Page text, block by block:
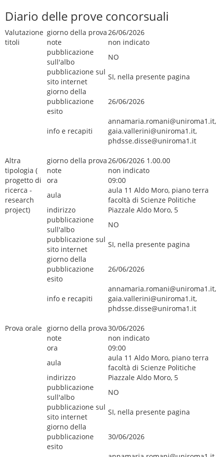
Diario delle prove concorsuali
Valutazione
titoli
giorno della prova26/06/2026
note
non indicato
pubblicazione
sull'albo
NO
pubblicazione sul
sito internet
SI, nella presente pagina
giorno della
pubblicazione
esito
26/06/2026
info e recapiti
annamaria.romani@uniroma1.it,
gaia.vallerini@uniroma1.it,
phdsse.disse@uniroma1.it
Altra
tipologia (
progetto di
ricerca -
research
project)
giorno della prova26/06/2026 1.00.00
note
non indicato
ora
09:00
aula
aula 11 Aldo Moro, piano terra
facoltà di Scienze Politiche
indirizzo
Piazzale Aldo Moro, 5
pubblicazione
sull'albo
NO
pubblicazione sul
sito internet
SI, nella presente pagina
giorno della
pubblicazione
esito
26/06/2026
info e recapiti
annamaria.romani@uniroma1.it,
gaia.vallerini@uniroma1.it,
phdsse.disse@uniroma1.it
Prova orale giorno della prova30/06/2026
note
non indicato
ora
09:00
aula
aula 11 Aldo Moro, piano terra
facoltà di Scienze Politiche
indirizzo
Piazzale Aldo Moro, 5
pubblicazione
sull'albo
NO
pubblicazione sul
sito internet
SI, nella presente pagina
giorno della
pubblicazione
esito
30/06/2026